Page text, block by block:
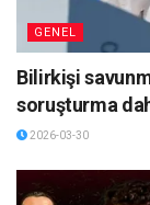
GENEL
Bilirkişi
soruşturma
2026-03-30